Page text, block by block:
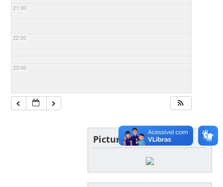
21:00
22:00
23:00
Picture of the day